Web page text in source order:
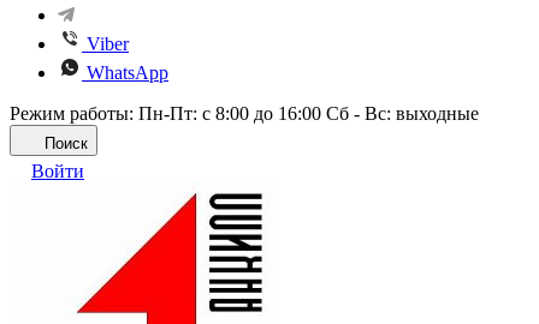
Viber
WhatsApp
Режим работы: Пн-Пт: с 8:00 до 16:00 Сб - Вс: выходные
Поиск
Войти